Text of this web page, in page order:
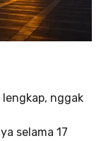
nggak
selama 17